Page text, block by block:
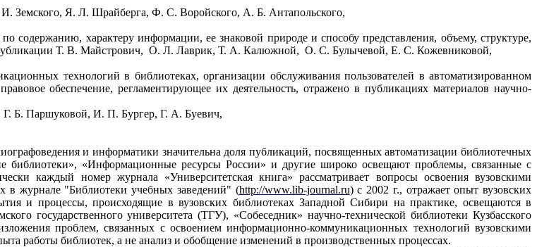
Земского, Я. Л. Шрайберга, Ф. С. Воройского, А. Б. Антапольского,
содержанию, характеру информации, ее знаковой природе и способу представления, объему, структуре,
Т. В. Майстрович, О. Л. Лаврик, Т. А. Калюжной, О. С. Булычевой, Е. С. Кожевниковой,
технологий в библиотеках, организации обслуживания пользователей в автоматизированном
обеспечение, регламентирующее их деятельность, отражено в публикациях материалов научно-
Г. Б. Паршуковой, И. П. Бургер, Г. А. Буевич,
и информатики значительна доля публикаций, посвященных автоматизации библиотечных
библиотеки», «Информационные ресурсы России» и другие широко освещают проблемы, связанные с
каждый номер журнала «Университетская книга» рассматривает вопросы освоения вузовскими
в журнале "Библиотеки учебных заведений" (http://www.lib-journal.ru)с 2002 г., отражает опыт вузовских
и процессы, происходящие в вузовских библиотеках Западной Сибири на практике, освещаются в
государственного университета (ТГУ), «Собеседник» научно-технической библиотеки Кузбасского
проблем, связанных с освоением информационно-коммуникационных технологий вузовскими
работы библиотек, а не анализ и обобщение изменений в производственных процессах.